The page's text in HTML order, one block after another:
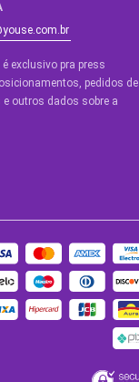
é exclusivo pra press
pedidos de
e outros dados sobre a
BLOGS
Blog Youse